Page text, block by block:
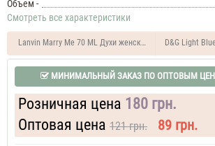
женские
50
ML Azzaro
60
Парфюм
женскийAzzaro
Mademoiselle
70
Объем -
Смотреть все характеристики
Lanvin Marry Me 70 ML Духи женские тестерD&G Light
МИНИМАЛЬНЫЙ ЗАКАЗ ПО ОПТОВЫМ
Розничная цена 180 грн.
Оптовая цена 121 грн. 89 грн.